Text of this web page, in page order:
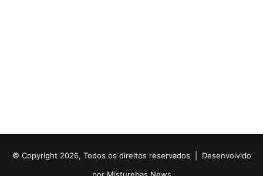
© Copyright 2026, Todos os direitos reservados | Desenvolvido